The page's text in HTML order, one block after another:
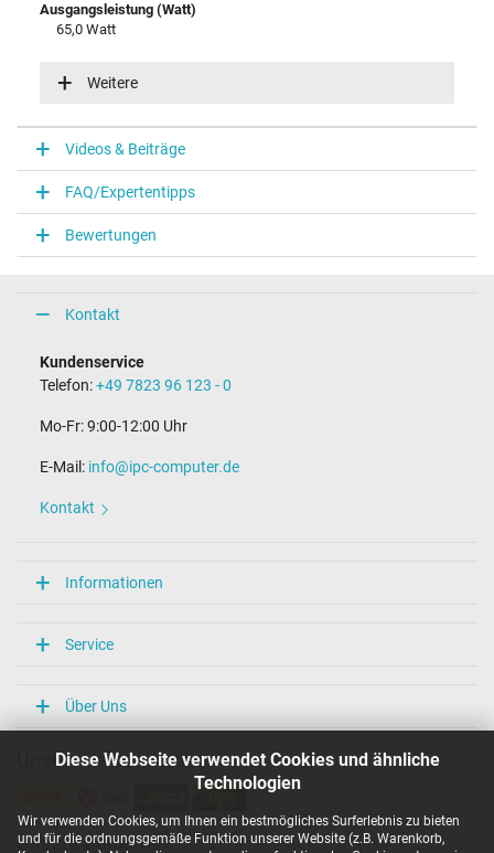
Diese Webseite verwendet Cookies und ähnliche
Technologien
Wir verwenden Cookies, um Ihnen ein bestmögliches Surferlebnis zu bieten
und für die ordnungsgemäße Funktion unserer Website (z.B. Warenkorb,
Ausgangsleistung (Watt)
65,0 Watt
100-240V / 50-60Hz
Notebook Stecker
Steckertyp / -form
rund / 90° abgewinkelt
Steckerlänge (mm)
11,0 mm
5,5 mm / 2,5 mm
Länge Anschlusskabel (m) (ca.)
2.25 m
Maße
Länge / Breite / Höhe
Überlast-, kurzschluss- und überhitzungsgeschützt
CCC
IRAM
Singapore Safety Mark
TÜV Argentina Certificado
TÜV Süd
UKCA
Weitere
Videos & Beiträge
FAQ/Expertentipps
Bewertungen
Kontakt
Kundenservice
Telefon:+49 7823 96 123 - 0
Mo-Fr: 9:00-12:00 Uhr
E-Mail: info@ipc-computer.de
Kontakt
Informationen
Service
Über Uns
Unsere Versandarten
Unsere Zahlarten